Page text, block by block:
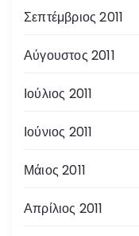
Σεπτέμβριος 2011
Αύγουστος 2011
Ιούλιος 2011
Ιούνιος 2011
Μάιος 2011
Απρίλιος 2011